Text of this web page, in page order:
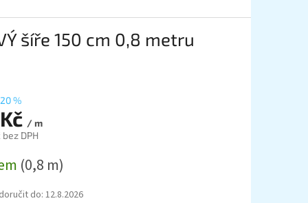
šíře 150 cm 0,8 metru
%
/ m
bez DPH
(0,8 m)
do: 12.8.2026